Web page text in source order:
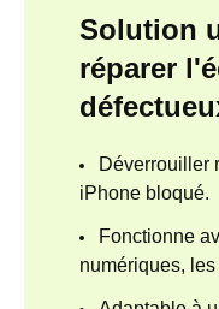
Solution
réparer
Déverrouiller
iPhone bloqué.
Fonctionne
numériques,